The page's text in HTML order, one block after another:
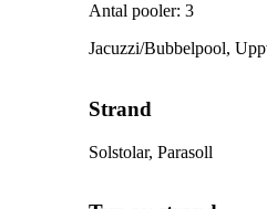
Antal pooler: 3
Jacuzzi/Bubbelpool,
Strand
Solstolar, Parasoll